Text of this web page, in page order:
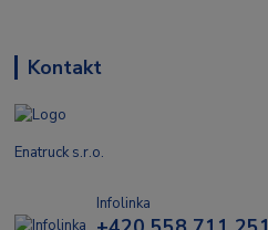
Kontakt
Enatruck s.r.o.
Infolinka